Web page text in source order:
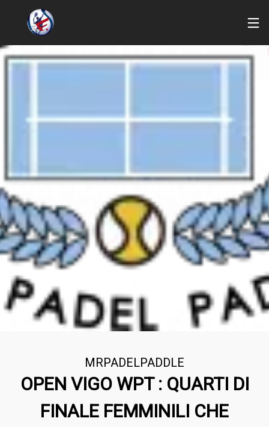
MRPADELPADDLE
OPEN VIGO WPT : QUARTI DI
FINALE FEMMINILI CHE